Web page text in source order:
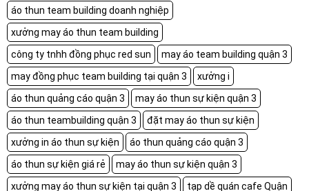
áo thun team building doanh nghiệp
xưởng may áo thun team building
công ty tnhh đồng phục red sun
may áo team building quận 3
may đồng phục team building tại quận 3
xưởng i
áo thun quảng cáo quận 3
may áo thun sự kiện quận 3
áo thun teambuilding quận 3
đặt may áo thun sự kiện
xưởng in áo thun sự kiện
áo thun quảng cáo quận 3
áo thun sự kiện giá rẻ
may áo thun sự kiện quận 3
xưởng may áo thun sự kiện tại quận 3
tạp dề quán cafe Quận